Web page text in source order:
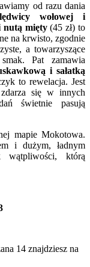
od razu dania
wołowej i
nutą mięty(45 zł) to
na krwisto, zgodnie
a towarzyszące
Pat zamawia
i sałatką
to rewelacja. Jest
się w innych
świetnie pasują
mapie Mokotowa.
i dużym, ładnym
wątpliwości, którą
14 znajdziesz na